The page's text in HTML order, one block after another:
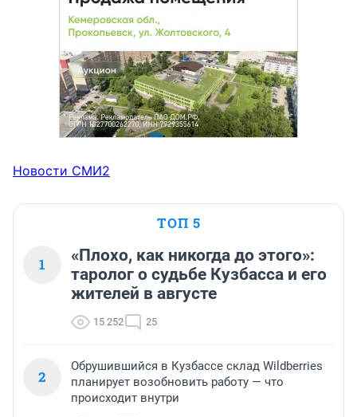
Новости СМИ2
ТОП 5
1
«Плохо, как никогда до этого»:
таролог о судьбе Кузбасса и его
жителей в августе
15 252 25
2
Обрушившийся в Кузбассе склад Wildberries
планирует возобновить работу — что
происходит внутри